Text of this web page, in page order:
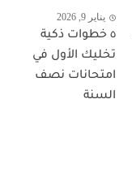
يناير 9, 2026
٥ خطوات ذكية
تخليك الأول في
امتحانات نصف
السنة